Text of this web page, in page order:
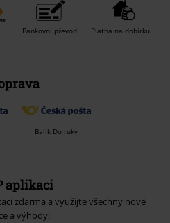
Bankovní převod Platba na dobírku
Balík Do ruky
aplikaci
zdarma a využijte všechny nové
a výhody!